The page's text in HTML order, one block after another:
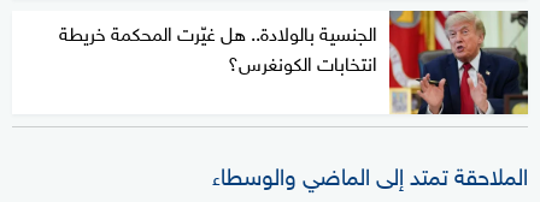
الجنسية بالولادة.. هل غيّرت المحكمة خريطة
انتخابات الكونغرس؟
الملاحقة تمتد إلى الماضي والوسطاء